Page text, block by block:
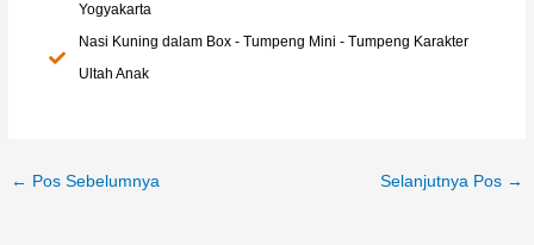
Yogyakarta
Nasi Kuning dalam Box - Tumpeng Mini - Tumpeng Karakter
Ultah Anak
← Pos Sebelumnya Selanjutnya Pos →